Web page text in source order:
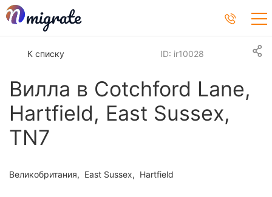
К списку
Вилла в Cotchford Lane,
Hartfield, East Sussex,
TN7
ID: ir10028
Великобритания East Sussex Hartfield